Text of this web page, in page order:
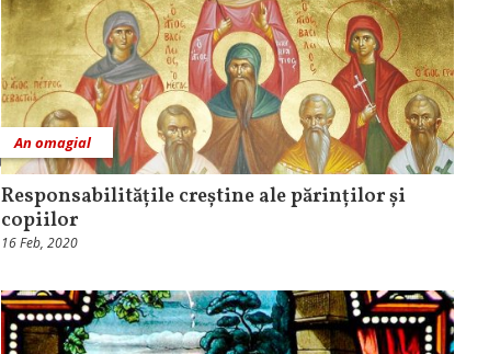
An omagial
Responsabilitățile creștine ale părinților și
copiilor
16 Feb, 2020